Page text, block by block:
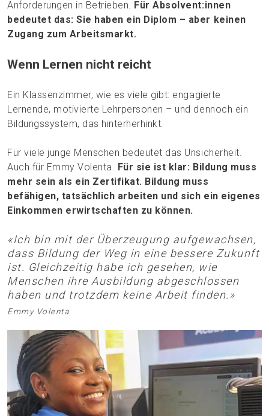
Anforderungen in Betrieben. Für Absolvent:innen
bedeutet das: Sie haben ein Diplom – aber keinen
Zugang zum Arbeitsmarkt.
Wenn Lernen nicht reicht
Ein Klassenzimmer, wie es viele gibt: engagierte
Lernende, motivierte Lehrpersonen – und dennoch ein
Bildungssystem, das hinterherhinkt.
Für viele junge Menschen bedeutet das Unsicherheit.
Auch für Emmy Volenta. Für sie ist klar: Bildung muss
mehr sein als ein Zertifikat. Bildung muss
befähigen, tatsächlich arbeiten und sich ein eigenes
Einkommen erwirtschaften zu können.
«Ich bin mit der Überzeugung aufgewachsen,
dass Bildung der Weg in eine bessere Zukunft
ist. Gleichzeitig habe ich gesehen, wie
Menschen ihre Ausbildung abgeschlossen
haben und trotzdem keine Arbeit finden.»
Emmy Volenta